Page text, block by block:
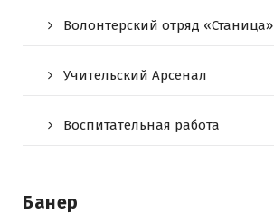
Волонтерский отряд «Станица»
Учительский Арсенал
Воспитательная работа
Банер